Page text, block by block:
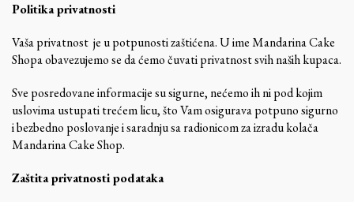
Politika privatnosti
Vaša privatnost je u potpunosti zaštićena. U ime Mandarina Cake
Shopa obavezujemo se da ćemo čuvati privatnost svih naših kupaca.
Sve posredovane informacije su sigurne, nećemo ih ni pod kojim
uslovima ustupati trećem licu, što Vam osigurava potpuno sigurno
i bezbedno poslovanje i saradnju sa radionicom za izradu kolača
Mandarina Cake Shop.
Zaštita privatnosti podataka